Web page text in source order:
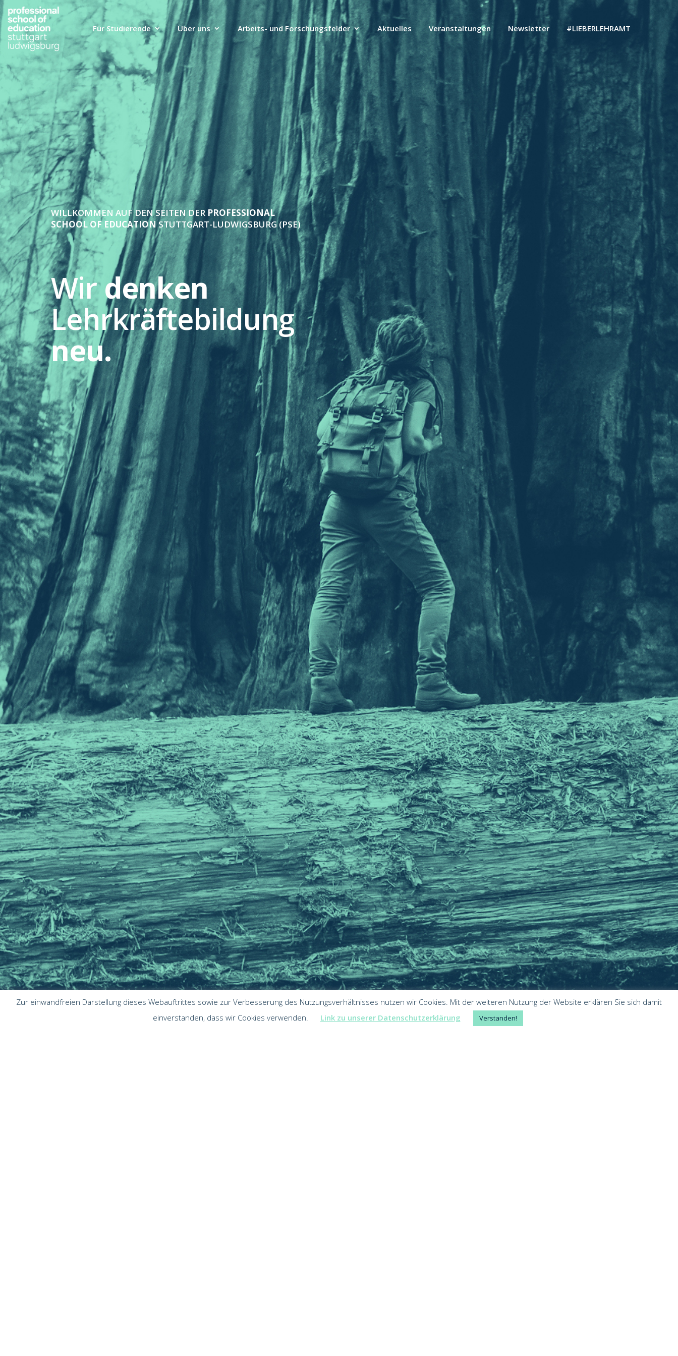
Für Studierende Über uns Arbeits- und Forschungsfelder Aktuelles Veranstaltungen Newsletter #LIEBERLEHRAMT
WILLKOMMEN AUF DEN SEITEN DER PROFESSIONAL
SCHOOL OF EDUCATIONSTUTTGART-LUDWIGSBURG (PSE)
Wirdenken
Lehrkräftebildung
neu.
Zur einwandfreien Darstellung dieses Webauftrittes sowie zur Verbesserung des Nutzungsverhältnisses nutzen wir Cookies. Mit der weiteren Nutzung der Website erklären Sie sich damit
einverstanden, dass wir Cookies verwenden.
Link zu unserer Datenschutzerklärung Verstanden!